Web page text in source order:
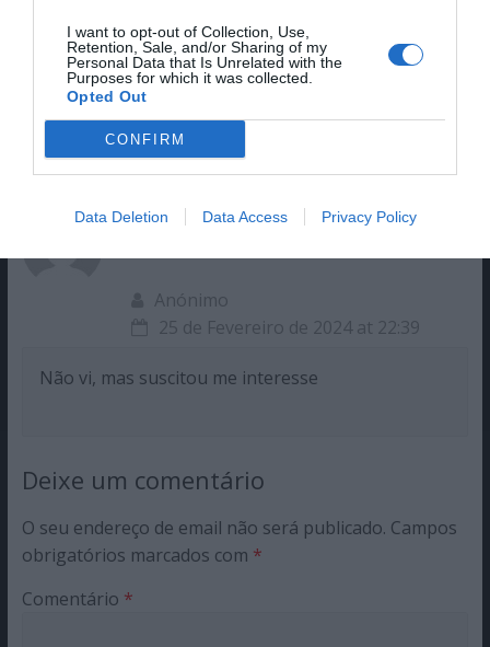
I want to opt-out of Collection, Use,
Retention, Sale, and/or Sharing of my
Personal Data that Is Unrelated with the
Purposes for which it was collected.
Opted Out
CONFIRM
Data Deletion Data Access Privacy Policy
Não achei o filme nada interessante, tinha muitas
pausas, uma história pouco envolvente e, acabou
mal. Não concordo com Spielberg, não tem nada a
ver com os filmes dele, que são óptimos!
Anónimo
25 de Fevereiro de 2024 at 22:39
Não vi, mas suscitou me interesse
Deixe um comentário
O seu endereço de email não será publicado. Campos
obrigatórios marcados com *
Comentário *